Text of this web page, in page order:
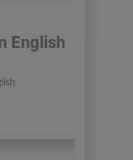
English